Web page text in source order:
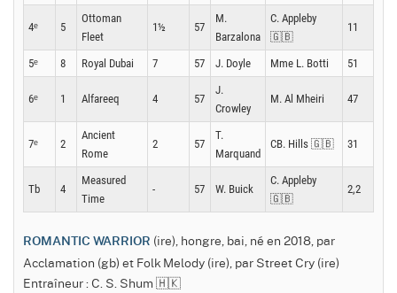
4ᵉ 5
Ottoman
Fleet
1½ 57
M.
Barzalona
C. Appleby
🇬🇧
11
5ᵉ 8 Royal Dubai 7 57 J. Doyle Mme L. Botti 51
6ᵉ 1 Alfareeq 4 57
J.
Crowley
M. Al Mheiri 47
7ᵉ 2
Ancient
Rome
2 57
T.
Marquand
CB. Hills 🇬🇧 31
Tb 4
Measured
Time
- 57 W. Buick
C. Appleby
🇬🇧
2,2
ROMANTIC WARRIOR (ire), hongre, bai, né en 2018, par
Acclamation (gb) et Folk Melody (ire), par Street Cry (ire)
Entraîneur : C. S. Shum 🇭🇰